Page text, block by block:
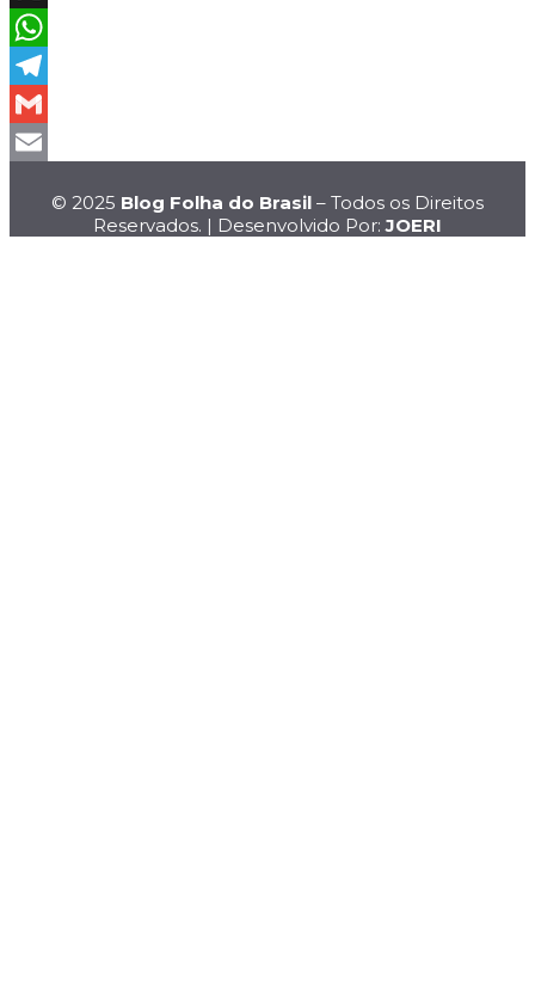
X
WhatsApp
Telegram
Gmail
© 2025 Blog Folha do Brasil – Todos os Direitos
Reservados. | Desenvolvido Por:JOERI